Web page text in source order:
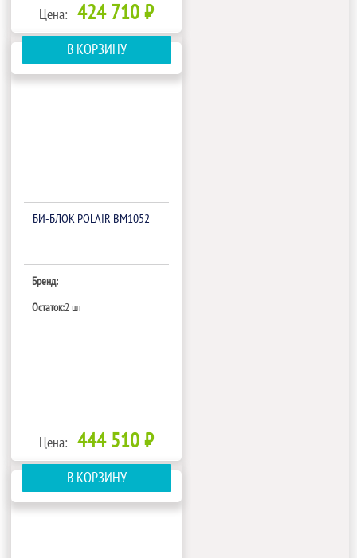
Цена: 424 710 ₽
В КОРЗИНУ
БИ‑БЛОК POLAIR BM1052
Бренд:
Остаток:2 шт
Цена: 444 510 ₽
В КОРЗИНУ